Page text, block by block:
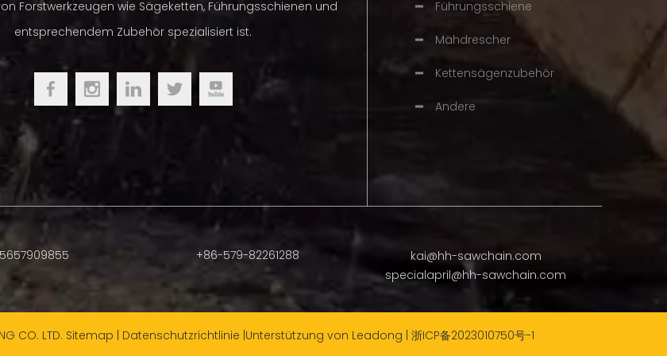
mit dem Halbmeißelschneider ausgestattet
sie schneller schneiden und länger scharf
werden mit fortschrittlicher
Hartchrom hergestellt, um eine
zu ermöglichen.
von Benzinkettensägen, Elektromotorsägen
Farbbox, Metallbox etc.
Forstwerkzeugen wie Sägeketten, Führungsschienen und
entsprechendem Zubehör spezialisiert ist.
Führungsschiene
Mähdrescher
Kettensägenzubehör
Andere
+86-579-82261288
kai@hh-sawchain.com
specialapril@hh-sawchain.com
CO. LTD. Sitemap Datenschutzrichtlinie |Unterstützung von Leadong 浙ICP备2023010750号-1